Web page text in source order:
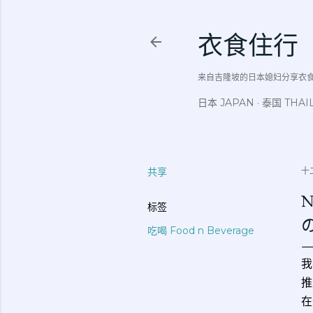
衣食住行
来自吉隆坡的日本媳妇分享
日本 JAPAN 泰国
共享
标签
吃喝 Food n Beverage
十